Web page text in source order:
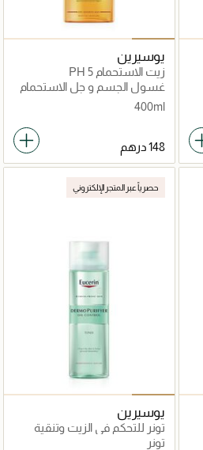
يوسيرين
زيت الاستحمام PH 5
غسول الجسم و جل الاستحمام
400ml
حصرياً عبر المتجر الإلكتروني
يوسيرين
تونر للتحكم في الزيت وتنقية
البشرة
تونر